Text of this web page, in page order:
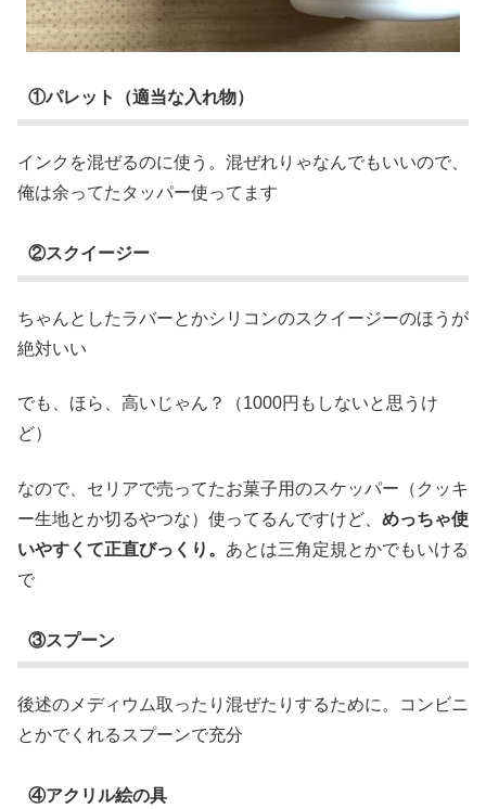
①パレット（適当な入れ物）
インクを混ぜるのに使う。混ぜれりゃなんでもいいので、
俺は余ってたタッパー使ってます
②スクイージー
ちゃんとしたラバーとかシリコンのスクイージーのほうが
絶対いい
でも、ほら、高いじゃん？（1000円もしないと思うけ
ど）
なので、セリアで売ってたお菓子用のスケッパー（クッキ
ー生地とか切るやつな）使ってるんですけど、 めっちゃ使
いやすくて正直びっくり。 あとは三角定規とかでもいける
で
③スプーン
後述のメディウム取ったり混ぜたりするために。コンビニ
とかでくれるスプーンで充分
④アクリル絵の具